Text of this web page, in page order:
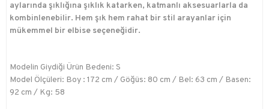
aylarında şıklığına şıklık katarken, katmanlı aksesuarlarla da
kombinlenebilir. Hem şık hem rahat bir stil arayanlar için
mükemmel bir elbise seçeneğidir.
Modelin Giydiği Ürün Bedeni: S
Model Ölçüleri: Boy : 172 cm / Göğüs: 80 cm / Bel: 63 cm / Basen:
92 cm / Kg: 58